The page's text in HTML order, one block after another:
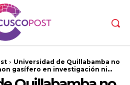
Universidad de Quillabamba no
gasífero en investigación ni...